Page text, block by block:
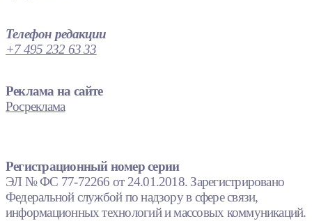
Телефон редакции
+7 495 232 63 33
Реклама на сайте
Росреклама
Регистрационный номер серии
ЭЛ № ФС 77-72266 от 24.01.2018. Зарегистрировано
Федеральной службой по надзору в сфере связи,
информационных технологий и массовых коммуникаций.